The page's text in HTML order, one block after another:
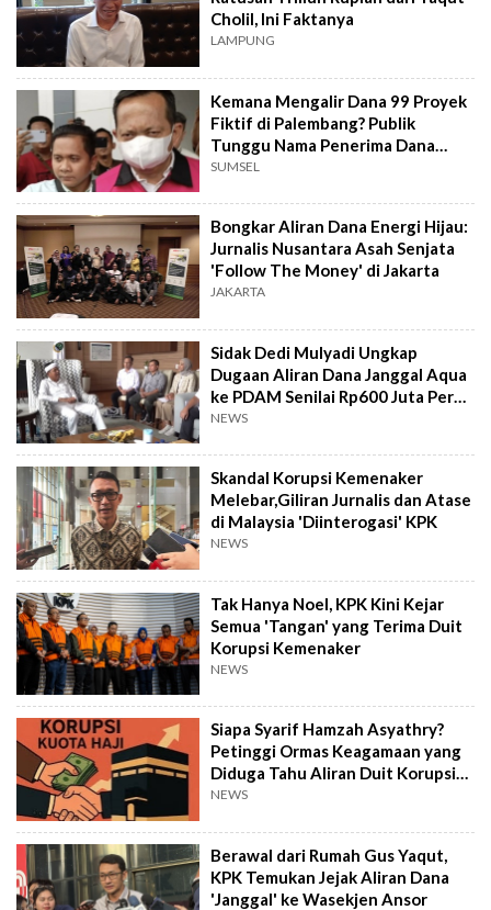
Cholil, Ini Faktanya
LAMPUNG
Kemana Mengalir Dana 99 Proyek
Fiktif di Palembang? Publik
Tunggu Nama Penerima Dana
Sebenarnya
SUMSEL
Bongkar Aliran Dana Energi Hijau:
Jurnalis Nusantara Asah Senjata
'Follow The Money' di Jakarta
JAKARTA
Sidak Dedi Mulyadi Ungkap
Dugaan Aliran Dana Janggal Aqua
ke PDAM Senilai Rp600 Juta Per
Bulan!
NEWS
Skandal Korupsi Kemenaker
Melebar,Giliran Jurnalis dan Atase
di Malaysia 'Diinterogasi' KPK
NEWS
Tak Hanya Noel, KPK Kini Kejar
Semua 'Tangan' yang Terima Duit
Korupsi Kemenaker
NEWS
Siapa Syarif Hamzah Asyathry?
Petinggi Ormas Keagamaan yang
Diduga Tahu Aliran Duit Korupsi
Haji
NEWS
Berawal dari Rumah Gus Yaqut,
KPK Temukan Jejak Aliran Dana
'Janggal' ke Wasekjen Ansor